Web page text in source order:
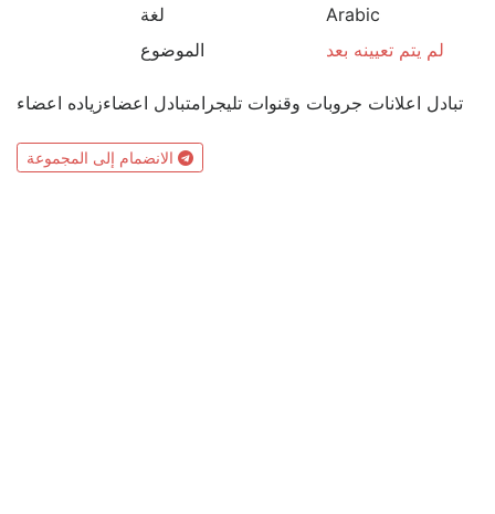
لغة
Arabic
الموضوع
لم يتم تعيينه بعد
تبادل اعلانات جروبات وقنوات تليجرامتبادل اعضاءزياده اعضاء